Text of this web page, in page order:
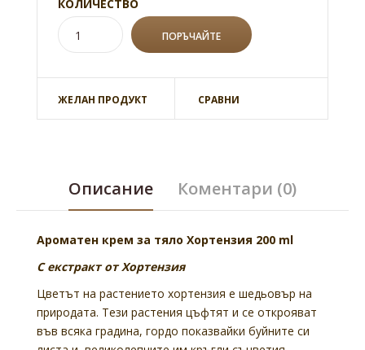
КОЛИЧЕСТВО
ЖЕЛАН ПРОДУКТ СРАВНИ
Описание Коментари (0)
Ароматен крем за тяло Хортензия 200 ml
С екстракт от Хортензия
Цветът на растението хортензия е шедьовър на
природата. Тези растения цъфтят и се открояват
във всяка градина, гордо показвайки буйните си